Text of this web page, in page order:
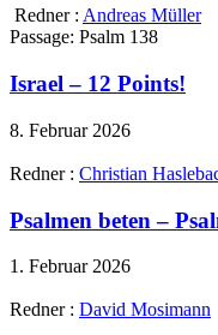
Redner : Andreas Müller
Passage: Psalm 138
Israel – 12 Points!
8. Februar 2026
Redner : Christian
Psalmen beten –
1. Februar 2026
Redner : David Mosimann